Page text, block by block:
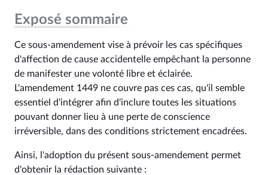
Exposé sommaire
Ce sous-amendement vise à prévoir les cas spécifiques
d'affection de cause accidentelle empêchant la personne
de manifester une volonté libre et éclairée.
L'amendement 1449 ne couvre pas ces cas, qu'il semble
essentiel d'intégrer afin d'inclure toutes les situations
pouvant donner lieu à une perte de conscience
irréversible, dans des conditions strictement encadrées.
Ainsi, l'adoption du présent sous-amendement permet
d'obtenir la rédaction suivante :